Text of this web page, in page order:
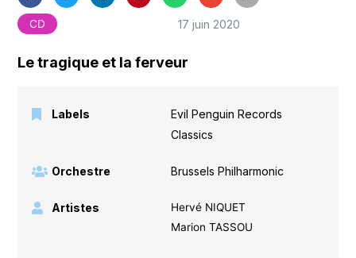
CD 17 juin 2020
Le tragique et la ferveur
Labels
Evil Penguin Records
Classics
Orchestre Brussels Philharmonic
Artistes
Hervé NIQUET
Marion TASSOU